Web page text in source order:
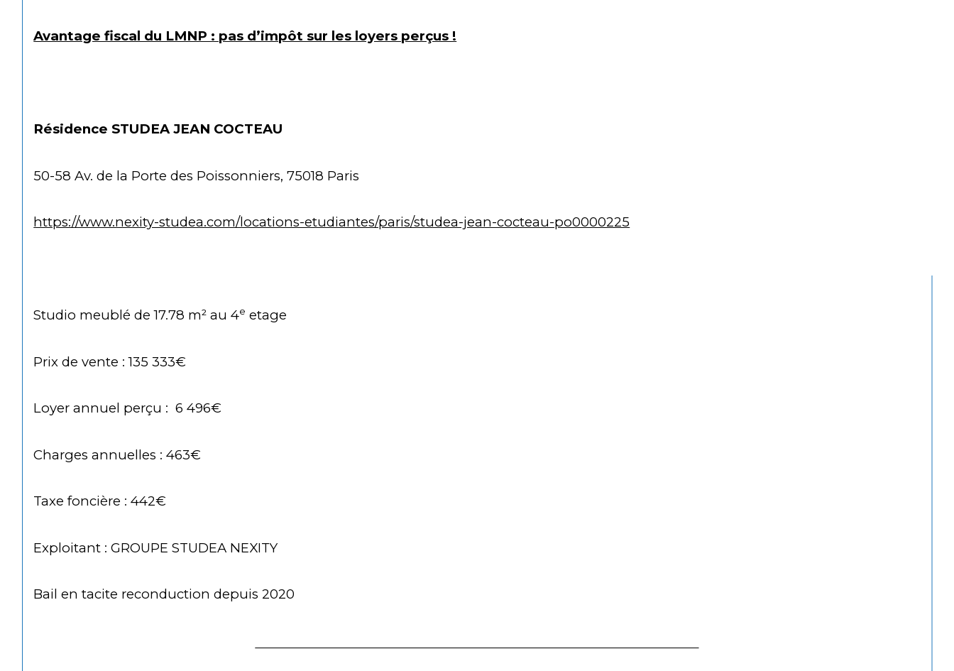
Avantage fiscal du LMNP : pas d’impôt sur les loyers perçus !
Résidence STUDEA JEAN COCTEAU
50-58 Av. de la Porte des Poissonniers, 75018 Paris
https://www.nexity-studea.com/locations-etudiantes/paris/studea-jean-cocteau-po0000225
Studio meublé de 17.78 m² au 4e etage
Prix de vente : 135 333€
Loyer annuel perçu :  6 496€
Charges annuelles : 463€
Taxe foncière : 442€
Exploitant : GROUPE STUDEA NEXITY
Bail en tacite reconduction depuis 2020